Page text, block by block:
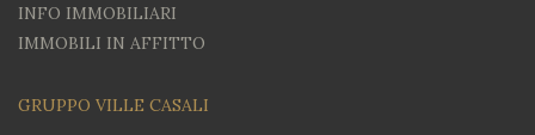
INFO IMMOBILIARI
IMMOBILI IN AFFITTO
GRUPPO VILLE CASALI